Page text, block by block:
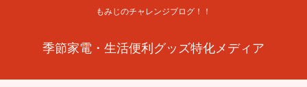
もみじのチャレンジブログ！！
季節家電・生活便利グッズ特化メディア